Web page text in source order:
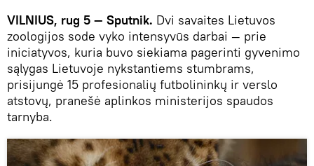
VILNIUS, rug 5 — Sputnik. Dvi savaites Lietuvos
zoologijos sode vyko intensyvūs darbai — prie
iniciatyvos, kuria buvo siekiama pagerinti gyvenimo
sąlygas Lietuvoje nykstantiems stumbrams,
prisijungė 15 profesionalių futbolininkų ir verslo
atstovų, pranešė aplinkos ministerijos spaudos
tarnyba.